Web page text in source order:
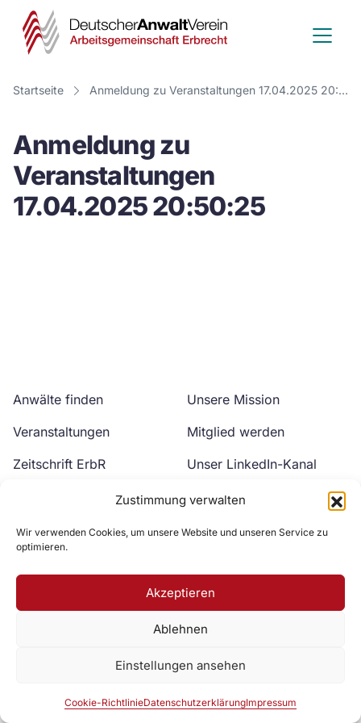
Zustimmung verwalten
Wir verwenden Cookies, um unsere Website und unseren Service zu
optimieren.
Akzeptieren
Ablehnen
Einstellungen ansehen
Cookie-RichtlinieDatenschutzerklärungImpressum
Deutscher
Anwalt
Verein
Startseite Anmeldung zu Veranstaltungen 17.04.2025 20:50:25
Anmeldung zu
Veranstaltungen
17.04.2025 20:50:25
Anwälte finden
Veranstaltungen
Zeitschrift ErbR
Unsere Mission
Mitglied werden
Unser LinkedIn-Kanal
Unser YouTube-Kanal
Zur DAV Webseite